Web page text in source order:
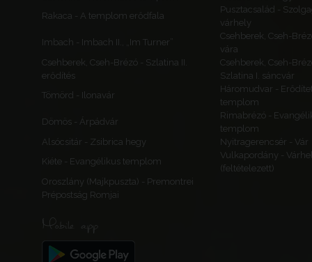
Rakaca - A templom erődfala
Pusztacsalád -
várhely
Imbach - Imbach II., „Im Turner”
Csehberek, Cseh-
vára
Csehberek, Cseh-Brézó - Szlatina II.
erődítés
Csehberek, Cseh-
Szlatina I. sáncvár
Tömörd - Ilonavár
Háromudvar -
templom
Dömös - Árpádvár
Rimabrézó -
templom
Alsócsitár - Zsibrica hegy
Nyitragerencsér - Vár
Kiéte - Evangélikus templom
Vulkapordány -
(feltételezett)
Oroszlány (Majkpuszta) - Premontrei
Prépostság Romjai
Mobile app